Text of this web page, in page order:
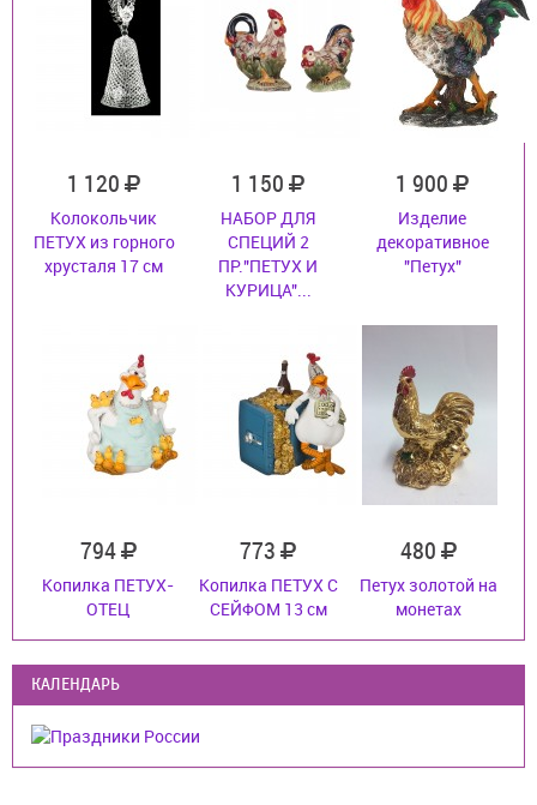
1 120
Колокольчик
ПЕТУХ из горного
хрусталя 17 см
1 150
НАБОР ДЛЯ
СПЕЦИЙ 2
ПР."ПЕТУХ И
КУРИЦА"...
1 900
Изделие
декоративное
"Петух"
794
Копилка ПЕТУХ-
ОТЕЦ
773
Копилка ПЕТУХ С
СЕЙФОМ 13 см
480
Петух золотой на
монетах
КАЛЕНДАРЬ